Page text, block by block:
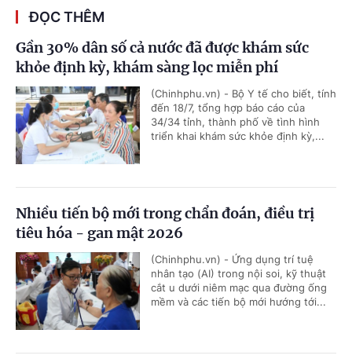
ĐỌC THÊM
Gần 30% dân số cả nước đã được khám sức
khỏe định kỳ, khám sàng lọc miễn phí
(Chinhphu.vn) - Bộ Y tế cho biết, tính
đến 18/7, tổng hợp báo cáo của
34/34 tỉnh, thành phố về tình hình
triển khai khám sức khỏe định kỳ,...
Nhiều tiến bộ mới trong chẩn đoán, điều trị
tiêu hóa - gan mật 2026
(Chinhphu.vn) - Ứng dụng trí tuệ
nhân tạo (AI) trong nội soi, kỹ thuật
cắt u dưới niêm mạc qua đường ống
mềm và các tiến bộ mới hướng tới...